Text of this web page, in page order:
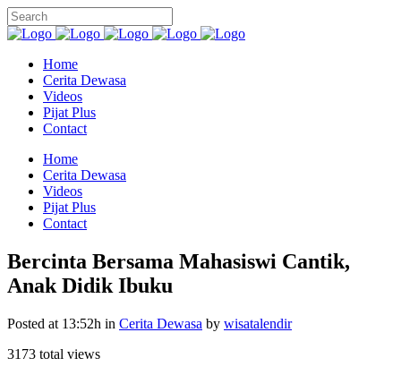
Home
Cerita Dewasa
Videos
Pijat Plus
Contact
Home
Cerita Dewasa
Videos
Pijat Plus
Contact
Bercinta Bersama Mahasiswi Cantik,
Anak Didik Ibuku
Posted at 13:52h in Cerita Dewasa by wisatalendir
3173 total views